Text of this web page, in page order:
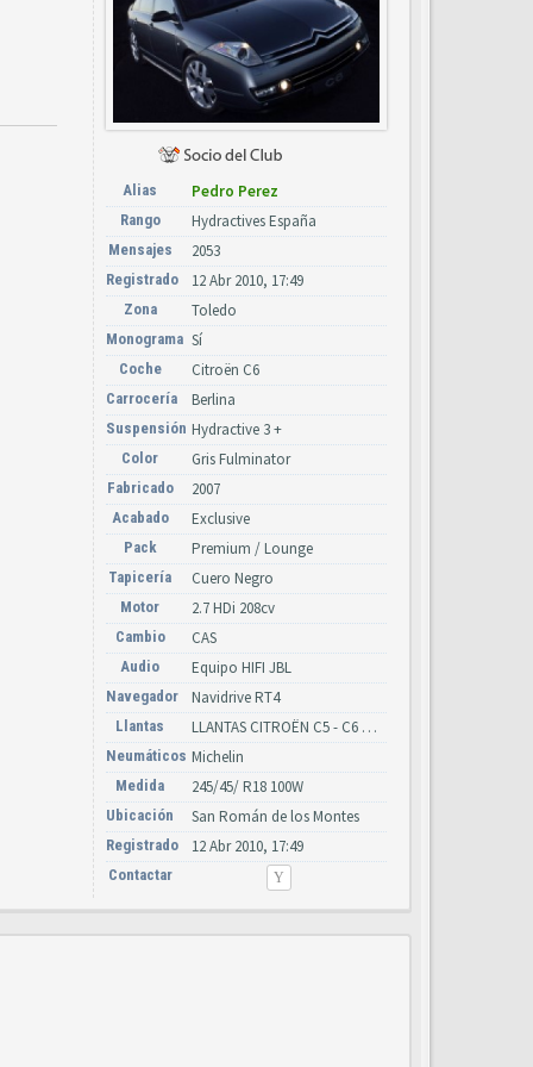
Alias Pedro Perez
Rango Hydractives España
Mensajes 2053
Registrado 12 Abr 2010, 17:49
Zona Toledo
Monograma Sí
Coche Citroën C6
Carrocería Berlina
Suspensión Hydractive 3 +
Color Gris Fulminator
Fabricado 2007
Acabado Exclusive
Pack Premium / Lounge
Tapicería Cuero Negro
Motor 2.7 HDi 208cv
Cambio CAS
Audio Equipo HIFI JBL
Navegador Navidrive RT4
Llantas LLANTAS CITROËN C5 - C6 AÑOS 2000-2010 (Y CATÁLOGO CITROËN)
Neumáticos Michelin
Medida 245/45/ R18 100W
Ubicación San Román de los Montes
Registrado 12 Abr 2010, 17:49
Contactar